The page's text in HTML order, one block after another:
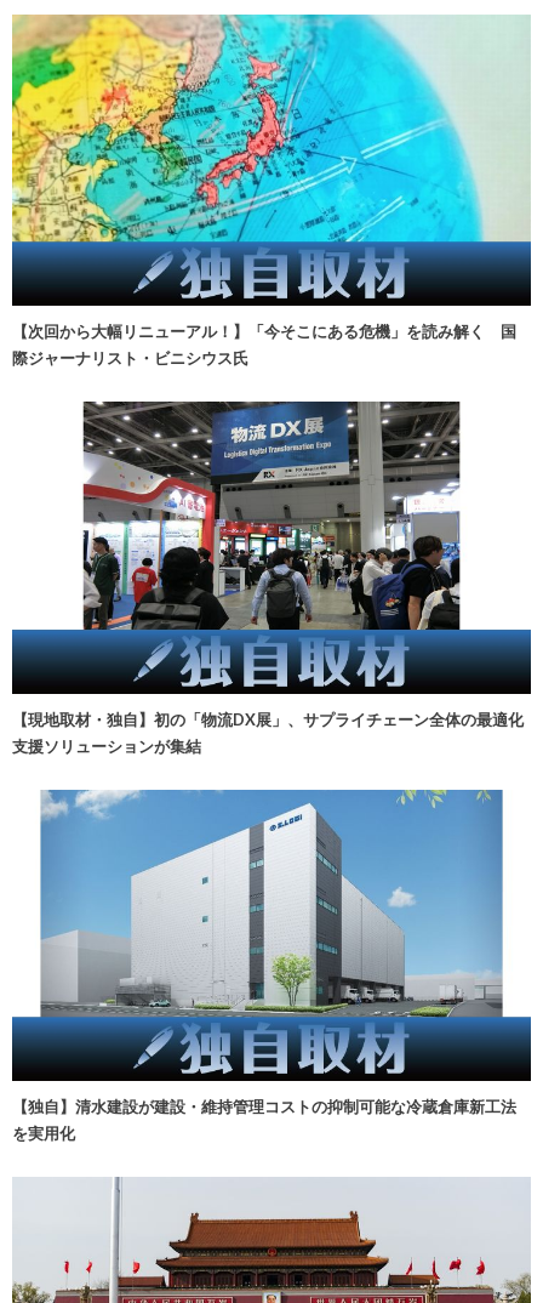
【次回から大幅リニューアル！】「今そこにある危機」を読み解く 国
際ジャーナリスト・ビニシウス氏
【現地取材・独自】初の「物流DX展」、サプライチェーン全体の最適化
支援ソリューションが集結
【独自】清水建設が建設・維持管理コストの抑制可能な冷蔵倉庫新工法
を実用化